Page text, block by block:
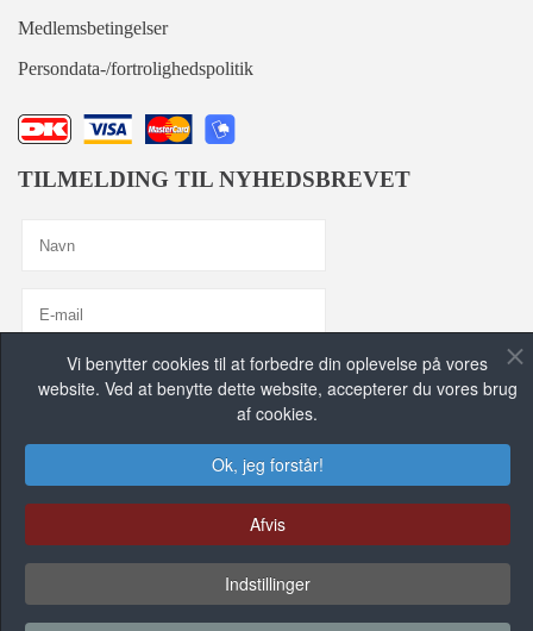
Vi benytter cookies til at forbedre din oplevelse på vores
website. Ved at benytte dette website, accepterer du vores brug
af cookies.
Ok, jeg forstår!
Afvis
Indstillinger
Medlemsbetingelser
Persondata-/fortrolighedspolitik
TILMELDING TIL NYHEDSBREVET
Jeg er enig medPrivatlivspolitik
FIND OS PÅ DE SOCIALE MEDIER